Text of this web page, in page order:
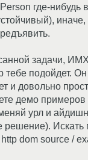
где-нибудь
иначе,
задачи,
тебе подойдет.
и довольно
демо
урл и
решение).
dom source /